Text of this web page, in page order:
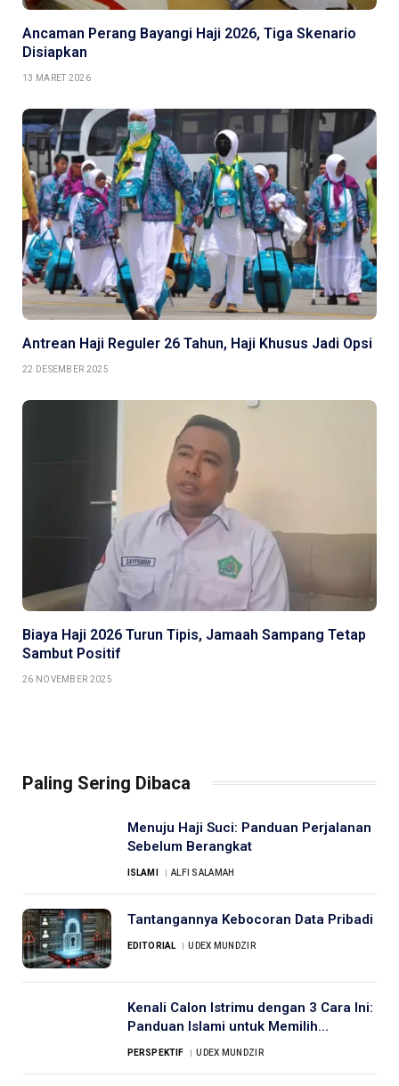
Ancaman Perang Bayangi Haji 2026, Tiga Skenario
Disiapkan
13 MARET 2026
Antrean Haji Reguler 26 Tahun, Haji Khusus Jadi Opsi
22 DESEMBER 2025
Biaya Haji 2026 Turun Tipis, Jamaah Sampang Tetap
Sambut Positif
26 NOVEMBER 2025
Paling Sering Dibaca
Menuju Haji Suci: Panduan Perjalanan
Sebelum Berangkat
ISLAMI ALFI SALAMAH
Tantangannya Kebocoran Data Pribadi
EDITORIAL UDEX MUNDZIR
Kenali Calon Istrimu dengan 3 Cara Ini:
Panduan Islami untuk Memilih
PERSPEKTIF UDEX MUNDZIR